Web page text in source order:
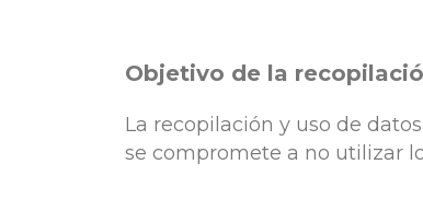
Objetivo de la
La recopilación y uso de
se compromete a no utilizar